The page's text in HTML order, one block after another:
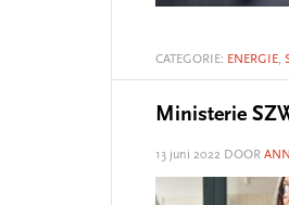
CATEGORIE: ENERGIE,
Ministerie
13 juni 2022 DOOR